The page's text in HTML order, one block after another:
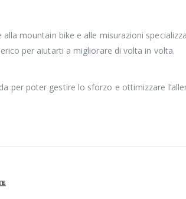
mountain bike e alle misurazioni
per aiutarti a migliorare di volta in volta.
per poter gestire lo sforzo e ottimizzare